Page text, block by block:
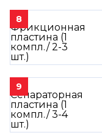
8
9